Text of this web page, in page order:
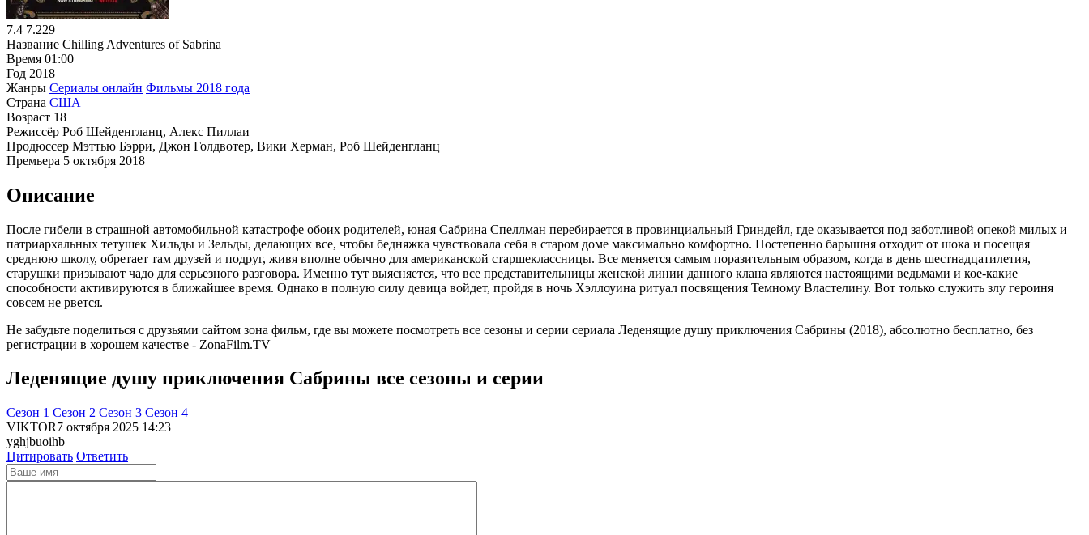
7.4 7.229
Название Chilling Adventures of Sabrina
Время 01:00
Год 2018
Жанры Сериалы онлайн Фильмы 2018 года
Страна США
Возраст 18+
Режиссёр Роб Шейденгланц, Алекс Пиллаи
Продюссер Мэттью Бэрри, Джон Голдвотер, Вики Херман, Роб Шейденгланц
Премьера 5 октября 2018
Описание
После гибели в страшной автомобильной катастрофе обоих родителей, юная Сабрина Спеллман перебирается в провинциальный Гриндейл, где оказывается под заботливой опекой милых и
патриархальных тетушек Хильды и Зельды, делающих все, чтобы бедняжка чувствовала себя в старом доме максимально комфортно. Постепенно барышня отходит от шока и посещая
среднюю школу, обретает там друзей и подруг, живя вполне обычно для американской старшеклассницы. Все меняется самым поразительным образом, когда в день шестнадцатилетия,
старушки призывают чадо для серьезного разговора. Именно тут выясняется, что все представительницы женской линии данного клана являются настоящими ведьмами и кое-какие
способности активируются в ближайшее время. Однако в полную силу девица войдет, пройдя в ночь Хэллоуина ритуал посвящения Темному Властелину. Вот только служить злу героиня
совсем не рвется.
Не забудьте поделиться с друзьями сайтом зона фильм, где вы можете посмотреть все сезоны и серии сериала Леденящие душу приключения Сабрины (2018), абсолютно бесплатно, без
регистрации в хорошем качестве - ZonaFilm.TV
Леденящие душу приключения Сабрины все сезоны и серии
Cезон 1 Cезон 2 Cезон 3 Cезон 4
VIKTOR7 октября 2025 14:23
yghjbuoihb
Цитировать Ответить